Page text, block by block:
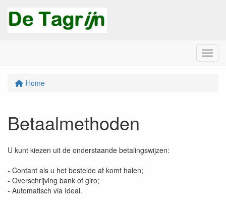
Menu
Home
Betaalmethoden
U kunt kiezen uit de onderstaande betalingswijzen:
- Contant als u het bestelde af komt halen;
- Overschrijving bank of giro;
- Automatisch via Ideal.